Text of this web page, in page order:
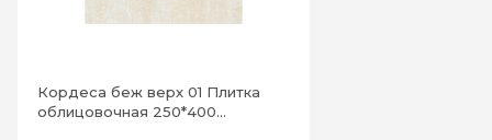
Кордеса беж верх 01 Плитка
облицовочная 250*400